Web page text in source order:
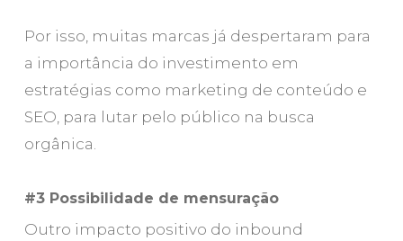
Por isso, muitas marcas já despertaram para
a importância do investimento em
estratégias como marketing de conteúdo e
SEO, para lutar pelo público na busca
orgânica.
#3 Possibilidade de mensuração
Outro impacto positivo do inbound